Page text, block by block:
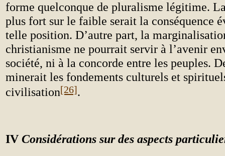
forme quelconque de pluralisme légitime.
plus fort sur le faible serait la conséquence
telle position. D’autre part, la
christianisme ne pourrait servir à l’avenir
société, ni à la concorde entre les peuples.
minerait les fondements culturels et
civilisation[26].
IV Considérations sur des aspects